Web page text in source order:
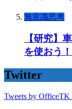
無意識思考
【研究】
を使おう！
Twitter
Tweets by